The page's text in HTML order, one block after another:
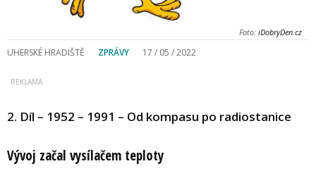
Foto: iDobryDen.cz
UHERSKÉ HRADIŠTĚ ZPRÁVY 17 / 05 / 2022
2. Díl – 1952 – 1991 – Od kompasu po radiostanice
Vývoj začal vysílačem teploty